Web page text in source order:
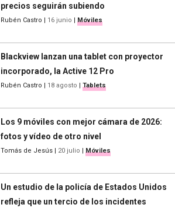
precios seguirán subiendo
Rubén Castro | 16 junio | Móviles
Blackview lanzan una tablet con proyector
incorporado, la Active 12 Pro
Rubén Castro | 18 agosto | Tablets
Los 9 móviles con mejor cámara de 2026:
fotos y vídeo de otro nivel
Tomás de Jesús | 20 julio | Móviles
Un estudio de la policía de Estados Unidos
refleja que un tercio de los incidentes